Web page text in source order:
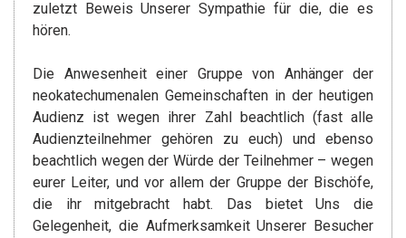
zuletzt Beweis Unserer Sympathie für die, die es
hören.
Die Anwesenheit einer Gruppe von Anhänger der
neokatechumenalen Gemeinschaften in der heutigen
Audienz ist wegen ihrer Zahl beachtlich (fast alle
Audienzteilnehmer gehören zu euch) und ebenso
beachtlich wegen der Würde der Teilnehmer – wegen
eurer Leiter, und vor allem der Gruppe der Bischöfe,
die ihr mitgebracht habt. Das bietet Uns die
Gelegenheit, die Aufmerksamkeit Unserer Besucher